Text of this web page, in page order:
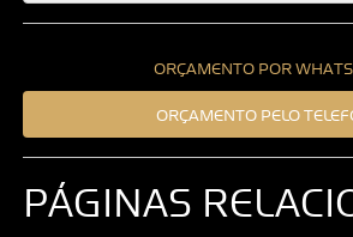
ORÇAMENTO POR
ORÇAMENTO PELO
PÁGINAS